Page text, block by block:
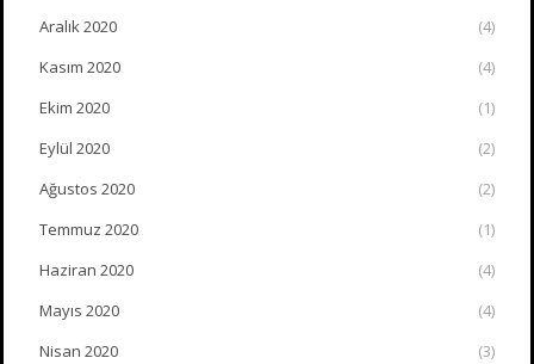
Aralık 2020
(4)
Kasım 2020
(4)
Ekim 2020
(1)
Eylül 2020
(2)
Ağustos 2020
(2)
Temmuz 2020
(1)
Haziran 2020
(4)
Mayıs 2020
(4)
Nisan 2020
(3)